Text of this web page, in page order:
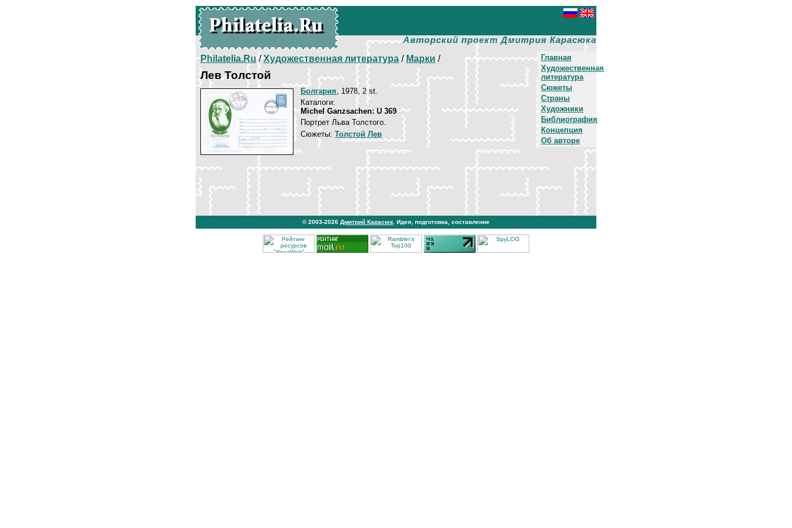
Авторский проект Дмитрия Карасюка
Главная
Художественная
литература
Сюжеты
Страны
Художники
Библиография
Концепция
Об авторе
Philatelia.Ru/Художественная литература/Марки/
Лев Толстой
Болгария, 1978, 2 st.
Каталоги:
Michel Ganzsachen: U 369
Портрет Льва Толстого.
Сюжеты: Толстой Лев
© 2003-2026 Дмитрий Карасюк . Идея, подготовка, составление